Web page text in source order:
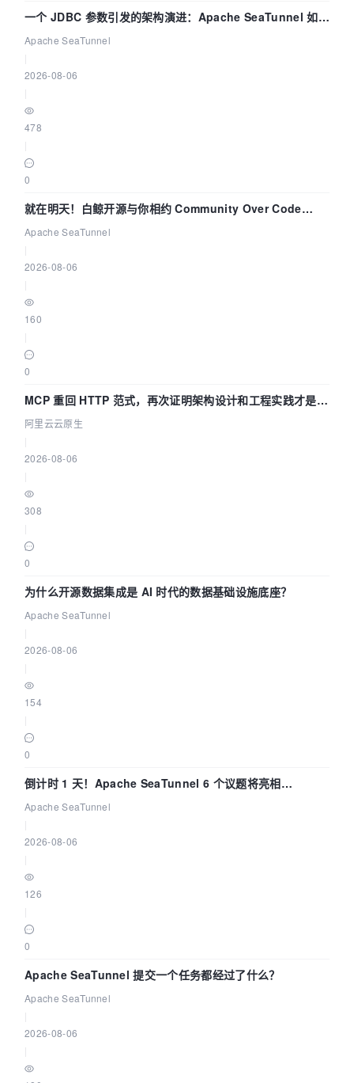
一个 JDBC 参数引发的架构演进：Apache SeaTunnel 如何
解决数据同步中的“定时 Flush”难题
Apache SeaTunnel
2026-08-06
478
0
就在明天！白鲸开源与你相约 Community Over Code
Asia 2026 主题演讲！
Apache SeaTunnel
2026-08-06
160
0
MCP 重回 HTTP 范式，再次证明架构设计和工程实践才是稀
缺资源
阿里云云原生
2026-08-06
308
0
为什么开源数据集成是 AI 时代的数据基础设施底座？
Apache SeaTunnel
2026-08-06
154
0
倒计时 1 天！Apache SeaTunnel 6 个议题将亮相
Community Over Code Asia 2026
Apache SeaTunnel
2026-08-06
126
0
Apache SeaTunnel 提交一个任务都经过了什么？
Apache SeaTunnel
2026-08-06